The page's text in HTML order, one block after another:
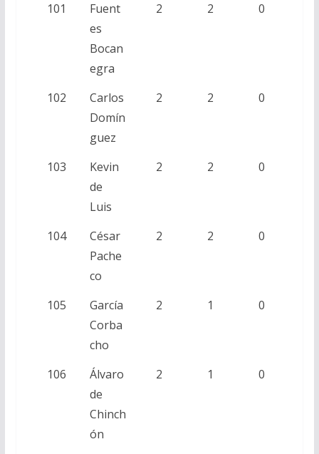
101
Fuent
es
Bocan
egra
2 2 0
102
Carlos
Domín
guez
2 2 0
103
Kevin
de
Luis
2 2 0
104
César
Pache
co
2 2 0
105
García
Corba
cho
2 1 0
106
Álvaro
de
Chinch
ón
2 1 0